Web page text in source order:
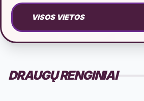
VISOS VIETOS
DRAUGŲ RENGINIAI